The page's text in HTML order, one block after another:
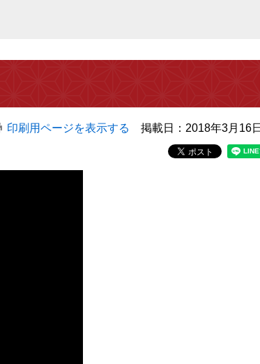
印刷用ページを表示する 掲載日：2018年3月16